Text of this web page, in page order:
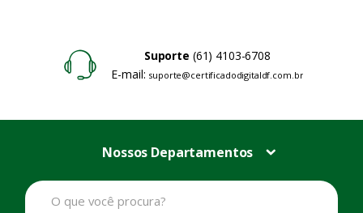
Suporte (61) 4103-6708
E-mail: suporte@certificadodigitaldf.com.br
Nossos Departamentos
B
u